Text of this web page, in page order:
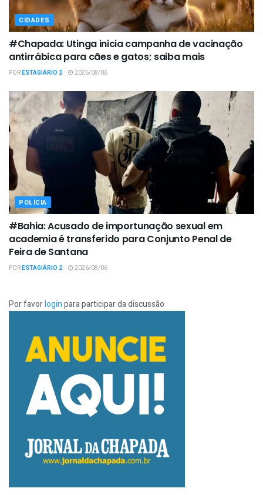
CIDADES
#Chapada: Utinga inicia campanha de vacinação
antirrábica para cães e gatos; saiba mais
PORESTAGIÁRIO 2 2026/08/06
POLÍCIA
#Bahia: Acusado de importunação sexual em
academia é transferido para Conjunto Penal de
Feira de Santana
PORESTAGIÁRIO 2 2026/08/06
Por favorloginpara participar da discussão